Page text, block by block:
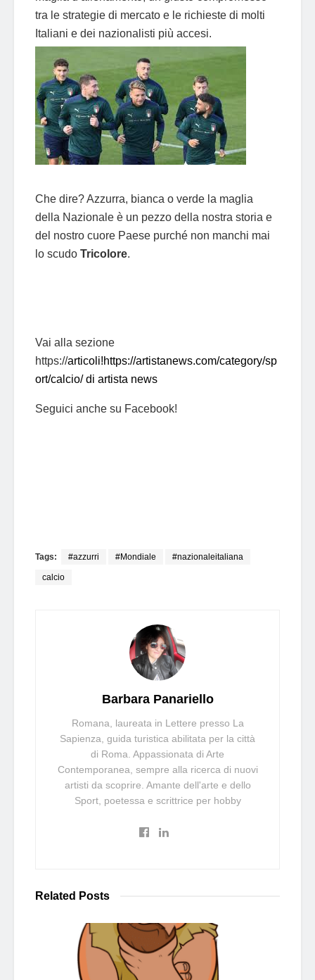
tra le strategie di mercato e le richieste di molti
Italiani e dei nazionalisti più accesi.
Che dire? Azzurra, bianca o verde la maglia
della Nazionale è un pezzo della nostra storia e
del nostro cuore Paese purché non manchi mai
lo scudo Tricolore.
Vai alla sezione
https://articoli!https://artistanews.com/category/sp
ort/calcio/ di artista news
Seguici anche su Facebook!
Tags: #azzurri #Mondiale #nazionaleitaliana
calcio
Barbara Panariello
Romana, laureata in Lettere presso La
Sapienza, guida turistica abilitata per la città
di Roma. Appassionata di Arte
Contemporanea, sempre alla ricerca di nuovi
artisti da scoprire. Amante dell'arte e dello
Sport, poetessa e scrittrice per hobby
Related Posts